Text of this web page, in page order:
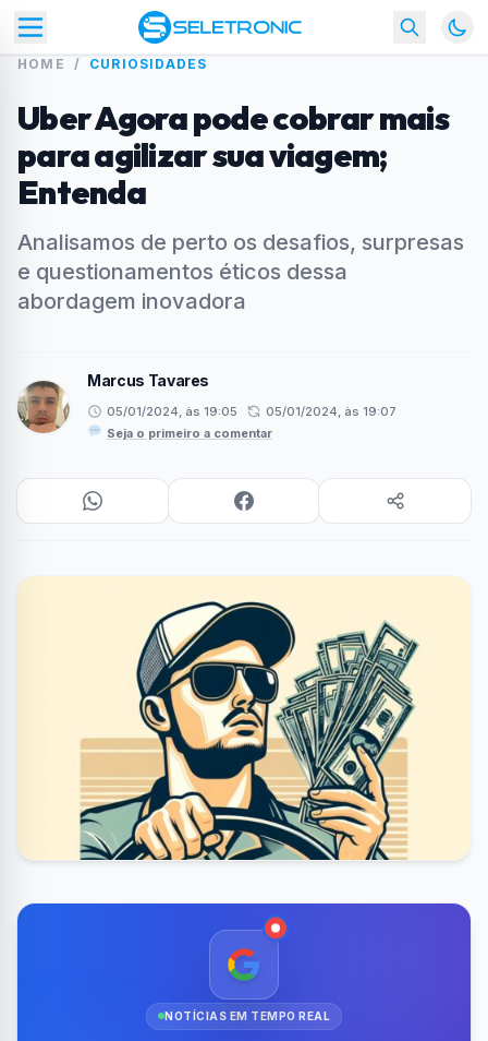
HOME / CURIOSIDADES
Uber Agora pode cobrar mais
para agilizar sua viagem;
Entenda
Analisamos de perto os desafios, surpresas
e questionamentos éticos dessa
abordagem inovadora
Marcus Tavares
05/01/2024, às 19:05 05/01/2024, às 19:07
·
Seja o primeiro a comentar
NOTÍCIAS EM TEMPO REAL